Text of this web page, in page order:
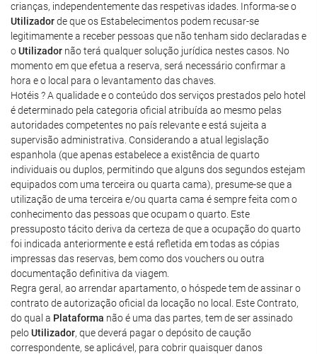
crianças, independentemente das respetivas idades. Informa-se o
Utilizadorde que os Estabelecimentos podem recusar-se
legitimamente a receber pessoas que não tenham sido declaradas e
oUtilizador não terá qualquer solução jurídica nestes casos. No
momento em que efetua a reserva, será necessário confirmar a
hora e o local para o levantamento das chaves.
Hotéis ? A qualidade e o conteúdo dos serviços prestados pelo hotel
é determinado pela categoria oficial atribuída ao mesmo pelas
autoridades competentes no país relevante e está sujeita a
supervisão administrativa. Considerando a atual legislação
espanhola (que apenas estabelece a existência de quarto
individuais ou duplos, permitindo que alguns dos segundos estejam
equipados com uma terceira ou quarta cama), presume-se que a
utilização de uma terceira e/ou quarta cama é sempre feita com o
conhecimento das pessoas que ocupam o quarto. Este
pressuposto tácito deriva da certeza de que a ocupação do quarto
foi indicada anteriormente e está refletida em todas as cópias
impressas das reservas, bem como dos vouchers ou outra
documentação definitiva da viagem.
Regra geral, ao arrendar apartamento, o hóspede tem de assinar o
contrato de autorização oficial da locação no local. Este Contrato,
do qual a Plataforma não é uma das partes, tem de ser assinado
peloUtilizador, que deverá pagar o depósito de caução
correspondente, se aplicável, para cobrir quaisquer danos